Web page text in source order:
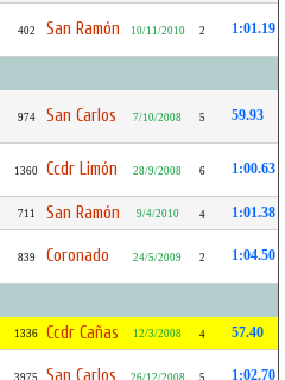
402 San Ramón 10/11/2010 2 1:01.19
974 San Carlos 7/10/2008 5 59.93
1360 Ccdr Limón 28/9/2008 6 1:00.63
711 San Ramón 9/4/2010 4 1:01.38
839 Coronado 24/5/2009 2 1:04.50
1336 Ccdr Cañas 12/3/2008 4 57.40
3975 San Carlos 26/12/2008 5 1:02.70